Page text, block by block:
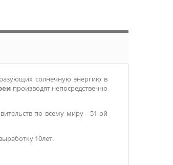
солнечную энергию в
производят непосредственно
по всему миру - 51-ой
10лет.